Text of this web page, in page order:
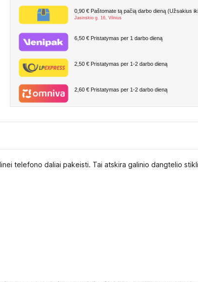
0,90 € Paštomate tą pačią darbo dieną (Užsakius
Jasinskio g. 16, Vilnius
6,50 € Pristatymas per 1 darbo dieną
2,50 € Pristatymas per 1-2 darbo dieną
2,60 € Pristatymas per 1-2 darbo dieną
telefono daliai pakeisti. Tai atskira galinio dangtelio